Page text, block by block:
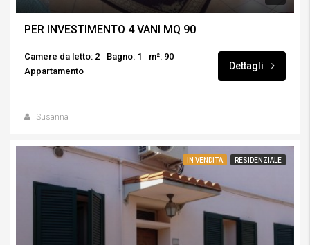
PER INVESTIMENTO 4 VANI MQ 90
Camere da letto: 2 Bagno: 1
m²: 90
Appartamento
Dettagli
Susanna
IN VENDITA RESIDENZIALE